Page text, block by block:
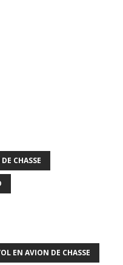
CHASSE
EN AVION DE CHASSE